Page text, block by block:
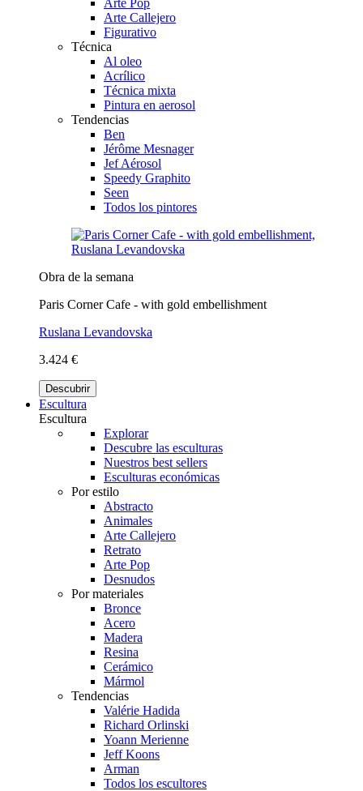
Arte Callejero
Figurativo
Técnica
Al oleo
Acrílico
Técnica mixta
Pintura en aerosol
Tendencias
Ben
Jérôme Mesnager
Jef Aérosol
Speedy Graphito
Seen
Todos los pintores
Obra de la semana
Paris Corner Cafe - with gold embellishment
Ruslana Levandovska
3.424 €
Descubrir
Escultura
Escultura
Explorar
Descubre las esculturas
Nuestros best sellers
Esculturas económicas
Por estilo
Abstracto
Animales
Arte Callejero
Retrato
Arte Pop
Desnudos
Por materiales
Bronce
Acero
Madera
Resina
Cerámico
Mármol
Tendencias
Valérie Hadida
Richard Orlinski
Yoann Merienne
Jeff Koons
Arman
Todos los escultores